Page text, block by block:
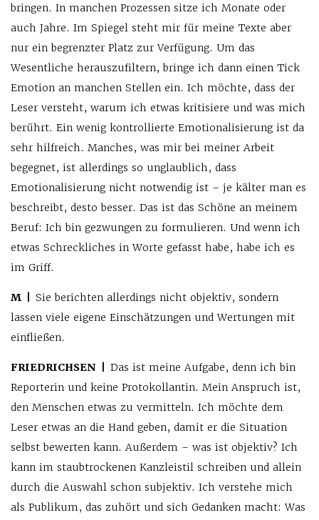
bringen. In manchen Prozessen sitze ich Monate oder
auch Jahre. Im Spiegel steht mir für meine Texte aber
nur ein begrenzter Platz zur Verfügung. Um das
Wesentliche herauszufiltern, bringe ich dann einen Tick
Emotion an manchen Stellen ein. Ich möchte, dass der
Leser versteht, warum ich etwas kritisiere und was mich
berührt. Ein wenig kontrollierte Emotionalisierung ist da
sehr hilfreich. Manches, was mir bei meiner Arbeit
begegnet, ist allerdings so unglaublich, dass
Emotionalisierung nicht notwendig ist – je kälter man es
beschreibt, desto besser. Das ist das Schöne an meinem
Beruf: Ich bin gezwungen zu formulieren. Und wenn ich
etwas Schreckliches in Worte gefasst habe, habe ich es
im Griff.
M |
Sie berichten allerdings nicht objektiv, sondern
lassen viele eigene Einschätzungen und Wertungen mit
einfließen.
FRIEDRICHSEN |
Das ist meine Aufgabe, denn ich bin
Reporterin und keine Protokollantin. Mein Anspruch ist,
den Menschen etwas zu vermitteln. Ich möchte dem
Leser etwas an die Hand geben, damit er die Situation
selbst bewerten kann. Außerdem – was ist objektiv? Ich
kann im staubtrockenen Kanzleistil schreiben und allein
durch die Auswahl schon subjektiv. Ich verstehe mich
als Publikum, das zuhört und sich Gedanken macht: Was